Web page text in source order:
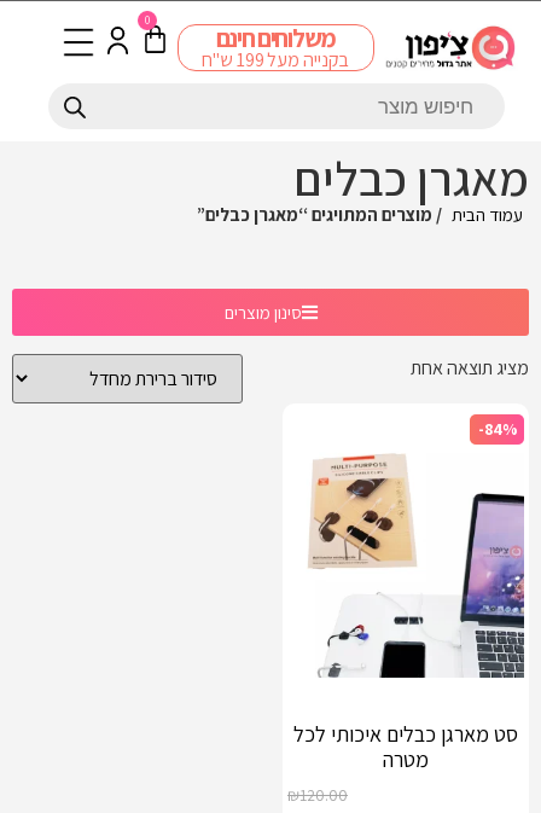
משלוחים חינם
בקנייה מעל 199 ש"ח
0
מאגרן כבלים
עמוד הבית / מוצרים המתויגים “מאגרן כבלים”
סינון מוצרים
מציג תוצאה אחת
-84%
סט מארגן כבלים איכותי לכל
מטרה
₪120.00